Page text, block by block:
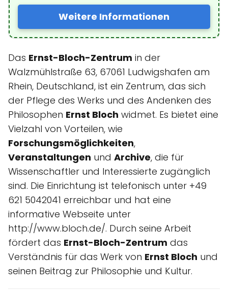
Weitere Informationen
Das Ernst-Bloch-Zentrum in der
Walzmühlstraße 63, 67061 Ludwigshafen am
Rhein, Deutschland, ist ein Zentrum, das sich
der Pflege des Werks und des Andenken des
Philosophen Ernst Bloch widmet. Es bietet eine
Vielzahl von Vorteilen, wie
Forschungsmöglichkeiten,
Veranstaltungen und Archive, die für
Wissenschaftler und Interessierte zugänglich
sind. Die Einrichtung ist telefonisch unter +49
621 5042041 erreichbar und hat eine
informative Webseite unter
http://www.bloch.de/. Durch seine Arbeit
fördert das Ernst-Bloch-Zentrum das
Verständnis für das Werk von Ernst Bloch und
seinen Beitrag zur Philosophie und Kultur.